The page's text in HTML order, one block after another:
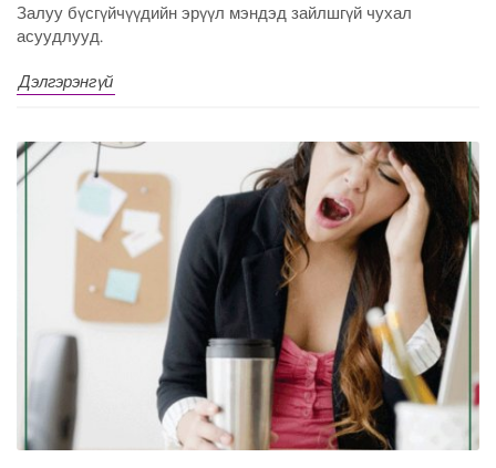
Залуу бүсгүйчүүдийн эрүүл мэндэд зайлшгүй чухал
асуудлууд.
Дэлгэрэнгүй